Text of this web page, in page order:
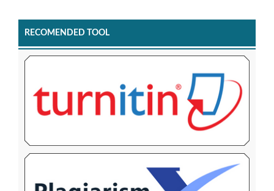
RECOMENDED TOOL